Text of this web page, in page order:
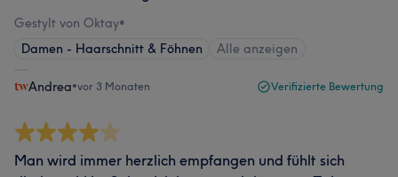
Gestylt von Oktay•
Damen - Haarschnitt & Föhnen
Alle anzeigen
Andrea•vor 3 Monaten Verifizierte Bewertung
Man wird immer herzlich empfangen und fühlt sich